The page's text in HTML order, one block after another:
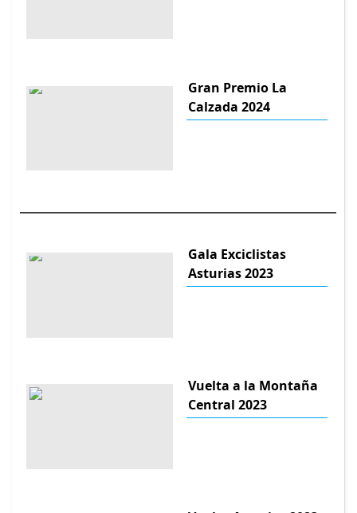
Gran Premio La
Calzada 2024
Gala Exciclistas
Asturias 2023
Vuelta a la Montaña
Central 2023